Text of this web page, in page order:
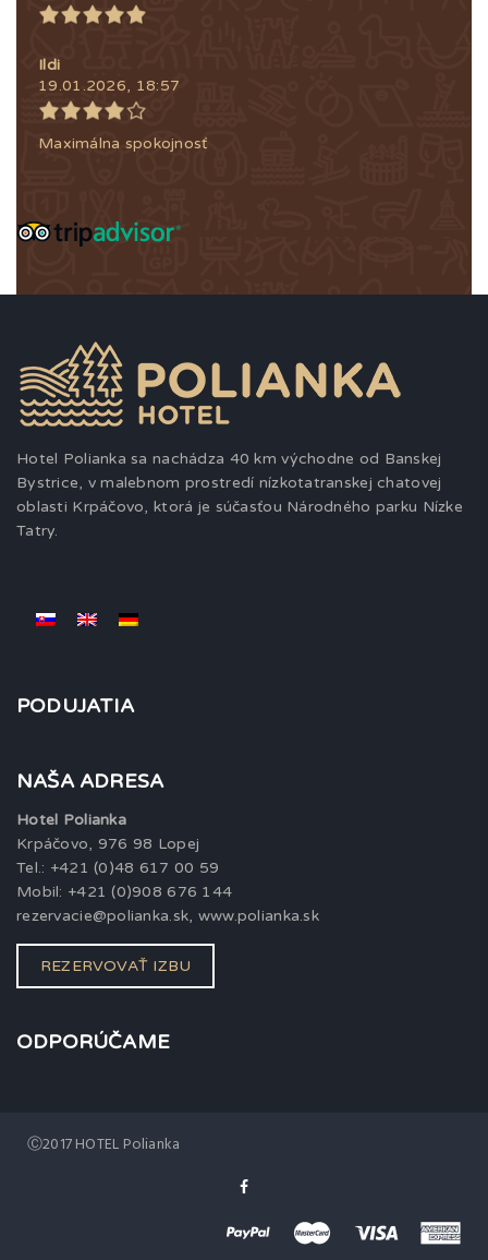
Ildi
19.01.2026, 18:57
Maximálna spokojnosť
Hotel Polianka sa nachádza 40 km východne od Banskej
Bystrice, v malebnom prostredí nízkotatranskej chatovej
oblasti Krpáčovo, ktorá je súčasťou Národného parku Nízke
Tatry.
PODUJATIA
NAŠA ADRESA
Hotel Polianka
Krpáčovo, 976 98 Lopej
Tel.: +421 (0)48 617 00 59
Mobil: +421 (0)908 676 144
rezervacie@polianka.sk, www.polianka.sk
REZERVOVAŤ IZBU
ODPORÚČAME
Ⓒ2017 HOTEL Polianka